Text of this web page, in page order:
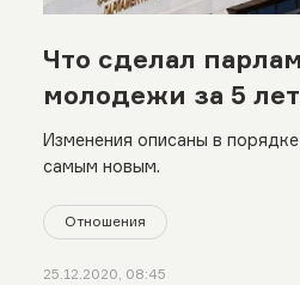
Что сделал
молодежи за 5
Изменения описаны в
самым новым.
Отношения
25.12.2020, 08:45